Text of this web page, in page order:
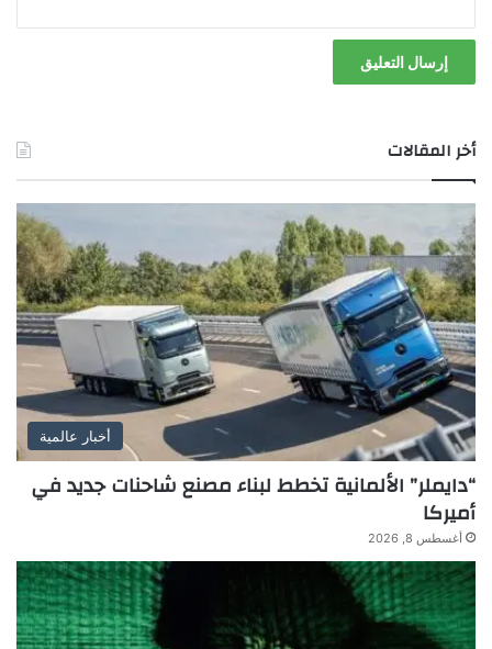
أخر المقالات
أخبار عالمية
“دايملر” الألمانية تخطط لبناء مصنع شاحنات جديد في
أميركا
أغسطس 8, 2026